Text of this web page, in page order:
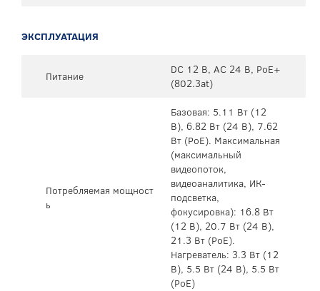
ЭКСПЛУАТАЦИЯ
Питание
DC 12 В, AC 24 В, PoE+
(802.3at)
Потребляемая мощност
ь
Базовая: 5.11 Вт (12
В), 6.82 Вт (24 В), 7.62
Вт (PoE). Максимальная
(максимальный
видеопоток,
видеоаналитика, ИК-
подсветка,
фокусировка): 16.8 Вт
(12 В), 20.7 Вт (24 В),
21.3 Вт (PoE).
Нагреватель: 3.3 Вт (12
В), 5.5 Вт (24 В), 5.5 Вт
(PoE)